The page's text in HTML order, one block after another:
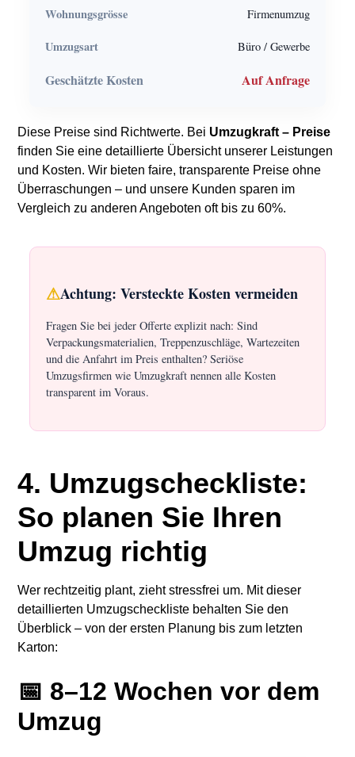
Firmenumzug
Büro / Gewerbe
Auf Anfrage
Diese Preise sind Richtwerte. Bei Umzugkraft – Preise
finden Sie eine detaillierte Übersicht unserer Leistungen
und Kosten. Wir bieten faire, transparente Preise ohne
Überraschungen – und unsere Kunden sparen im
Vergleich zu anderen Angeboten oft bis zu 60%.
⚠Achtung: Versteckte Kosten vermeiden
Fragen Sie bei jeder Offerte explizit nach: Sind
Verpackungsmaterialien, Treppenzuschläge, Wartezeiten
und die Anfahrt im Preis enthalten? Seriöse
Umzugsfirmen wie Umzugkraft nennen alle Kosten
transparent im Voraus.
4. Umzugscheckliste:
So planen Sie Ihren
Umzug richtig
Wer rechtzeitig plant, zieht stressfrei um. Mit dieser
detaillierten Umzugscheckliste behalten Sie den
Überblick – von der ersten Planung bis zum letzten
Karton:
📅 8–12 Wochen vor dem
Umzug